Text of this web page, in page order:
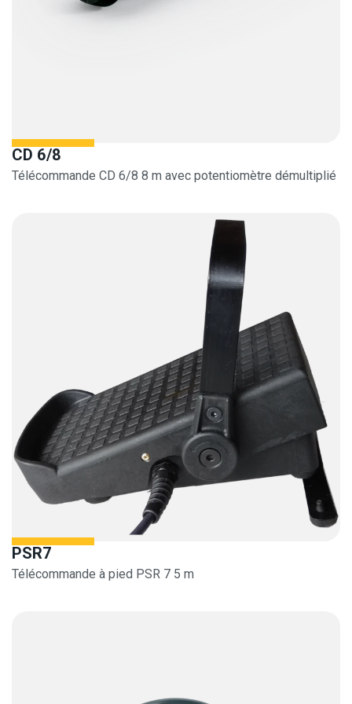
CD 6/8
Télécommande CD 6/8 8 m avec potentiomètre démultiplié
PSR7
Télécommande à pied PSR 7 5 m